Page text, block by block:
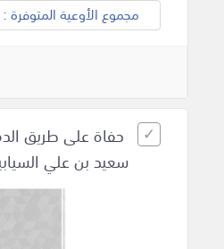
مجموع الأوعية المتوفرة : 1
حفاة على طريق
سعيد بن علي